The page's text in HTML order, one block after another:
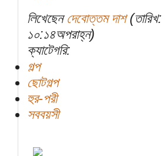
লিখেছেন দেবোত্তম দাশ
১০:১৪অপরাহ্ন)
ক্যাটেগরি:
গল্প
ছোটগল্প
হুর-পরী
সববয়সী